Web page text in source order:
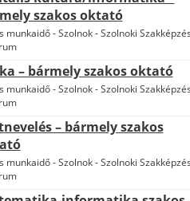
szakos oktató
munkaidő-Szolnok-Szolnoki
– bármely szakos oktató
munkaidő-Szolnok-Szolnoki
– bármely szakos
munkaidő-Szolnok-Szolnoki